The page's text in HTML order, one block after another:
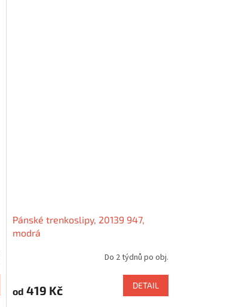
Pánské trenkoslipy, 20139 947,
modrá
Do 2 týdnů po obj.
od 419 Kč DETAIL